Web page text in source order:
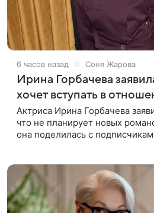
6 часов назад Соня Жарова
Ирина Горбачева
хочет вступать в
Актриса Ирина Горбачева
что не планирует новых
она поделилась с